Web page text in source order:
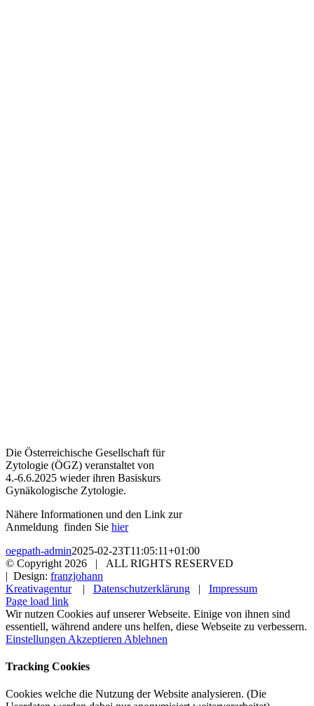
Die Österreichische Gesellschaft für
Zytologie (ÖGZ) veranstaltet von
4.-6.6.2025 wieder ihren Basiskurs
Gynäkologische Zytologie.
Nähere Informationen und den Link zur
Anmeldung finden Sie hier
oegpath-admin2025-02-23T11:05:11+01:00
© Copyright 2026 | ALL RIGHTS RESERVED
| Design: franzjohann
Kreativagentur| Datenschutzerklärung | Impressum
Page load link
Wir nutzen Cookies auf unserer Webseite. Einige von ihnen sind
essentiell, während andere uns helfen, diese Webseite zu verbessern.
Einstellungen Akzeptieren Ablehnen
Tracking Cookies
Cookies welche die Nutzung der Website analysieren. (Die